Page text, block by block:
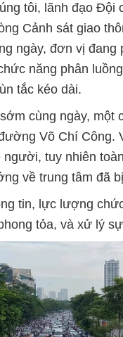
tôi, lãnh đạo Đội
Cảnh sát giao
ngày, đơn vị đang
năng phân
tắc kéo dài.
cùng ngày, một
Võ Chí Công.
người, tuy nhiên
về trung tâm đã
tin, lực lượng
tỏa, và xử lý